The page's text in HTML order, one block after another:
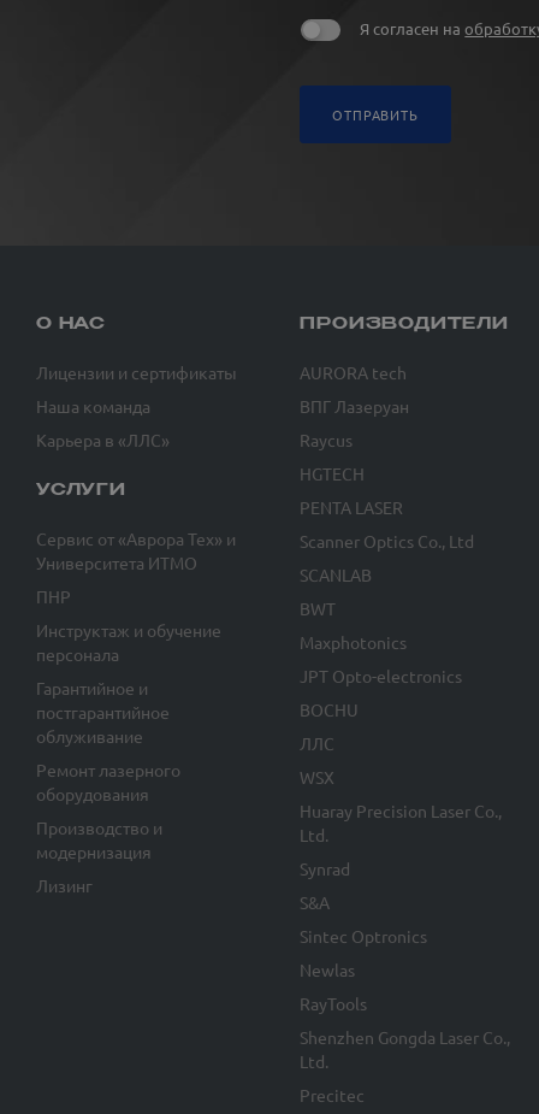
Я согласен на
ОТПРАВИТЬ
О НАС
Лицензии и сертификаты
Наша команда
Карьера в «ЛЛС»
УСЛУГИ
Сервис от «Аврора Тех» и
Университета ИТМО
ПНР
Инструктаж и обучение
персонала
Гарантийное и
постгарантийное
облуживание
Ремонт лазерного
оборудования
Производство и
модернизация
Лизинг
ПРОИЗВОДИТЕЛИ
AURORA tech
ВПГ Лазеруан
Raycus
HGTECH
PENTA LASER
Scanner Optics Co., Ltd
SCANLAB
BWT
Maxphotonics
JPT Opto-electronics
BOCHU
ЛЛС
WSX
Huaray Precision Laser Co.,
Ltd.
Synrad
S&A
Sintec Optronics
Newlas
RayTools
Shenzhen Gongda Laser Co.,
Ltd.
Precitec